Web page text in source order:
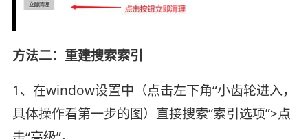
方法二：重建搜索索引
1、在window设置中（点击左下角“小齿轮进入，
具体操作看第一步的图）直接搜索“索引选项”>点